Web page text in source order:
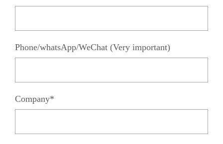
Phone/whatsApp/WeChat (Very important)
Company*